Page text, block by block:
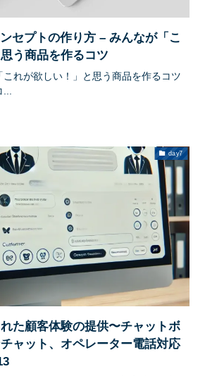
セプトの作り方 – みんなが「こ
う商品を作るコツ
れが欲しい！」と思う商品を作るコツ
day7
た顧客体験の提供〜チャットボ
ャット、オペレーター電話対応